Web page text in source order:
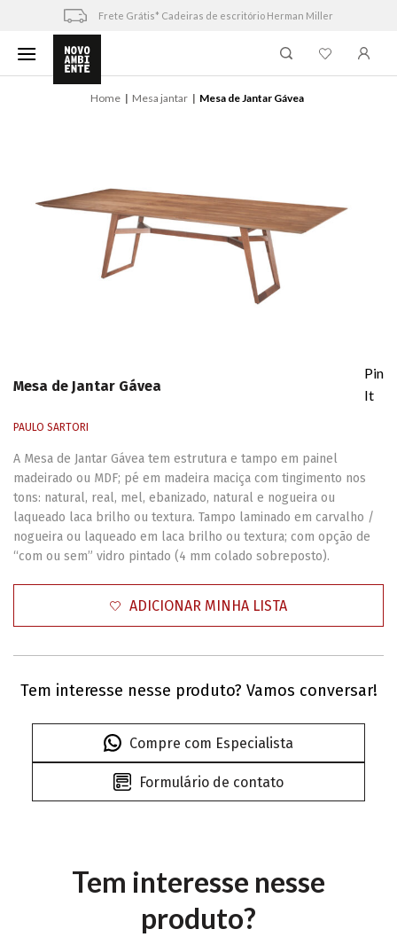
content
Frete Grátis* Cadeiras de escritório Herman Miller
Home Mesa jantar Mesa de Jantar Gávea
Mesa de Jantar Gávea
Pin
It
PAULO SARTORI
A Mesa de Jantar Gávea tem estrutura e tampo em painel
madeirado ou MDF; pé em madeira maciça com tingimento nos
tons: natural, real, mel, ebanizado, natural e nogueira ou
laqueado laca brilho ou textura. Tampo laminado em carvalho /
nogueira ou laqueado em laca brilho ou textura; com opção de
“com ou sem” vidro pintado (4 mm colado sobreposto).
ADICIONAR MINHA LISTA
Tem interesse nesse produto? Vamos conversar!
Compre com Especialista
Formulário de contato
Tem interesse nesse
produto?